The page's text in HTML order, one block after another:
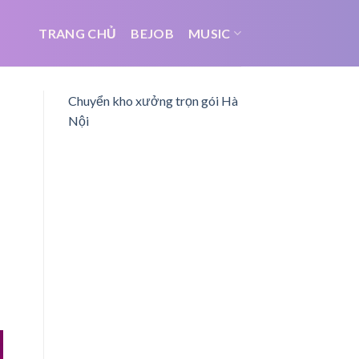
TRANG CHỦ BEJOB MUSIC
Chuyển kho xưởng trọn gói Hà
Nội